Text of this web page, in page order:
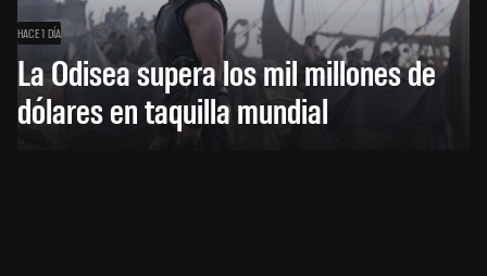
HACE 1 DÍA
La Odisea supera los mil millones de
dólares en taquilla mundial